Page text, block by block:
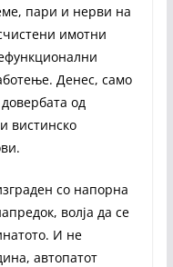
пари и нерви на
имотни
Денес, само
од
вистинско
со напорна
волја да се
И не
автопатот